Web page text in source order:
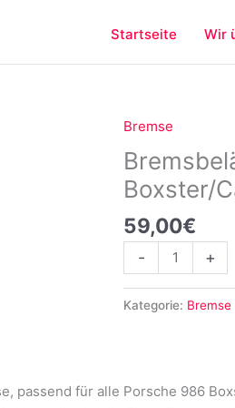
Startseite Wir
Bremse
Boxster/
59,00€
-
Bremsbeläge
für
Porsche
986
987
Boxster/Cayman
vorne
+
Kategorie: Bremse
passend für alle Porsche 986